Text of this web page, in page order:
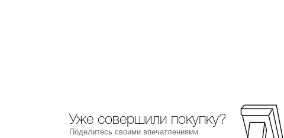
Уже совершили покупку?
Поделитесь своими впечатлениями